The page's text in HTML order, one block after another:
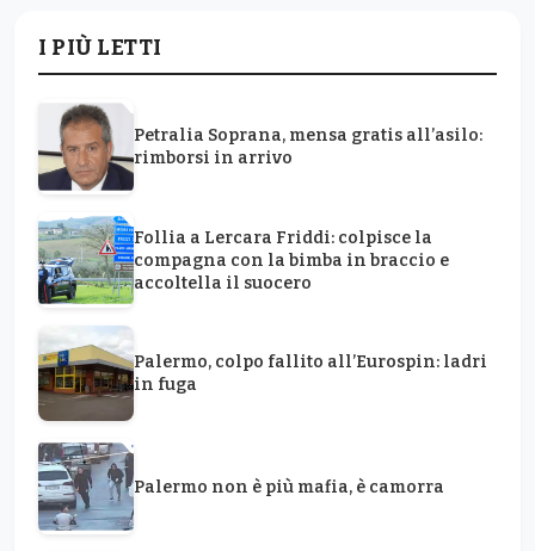
I PIÙ LETTI
Petralia Soprana, mensa gratis all’asilo:
rimborsi in arrivo
Follia a Lercara Friddi: colpisce la
compagna con la bimba in braccio e
accoltella il suocero
Palermo, colpo fallito all’Eurospin: ladri
in fuga
Palermo non è più mafia, è camorra